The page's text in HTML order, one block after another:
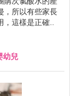
，所以有些家長
這樣是正確的
幼兒